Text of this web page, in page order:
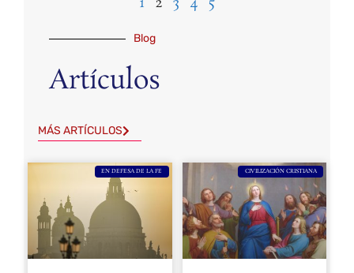
Blog
Artículos
MÁS ARTÍCULOS
EN DEFESA DE LA FE CIVILIZACIÓN CRISTIANA